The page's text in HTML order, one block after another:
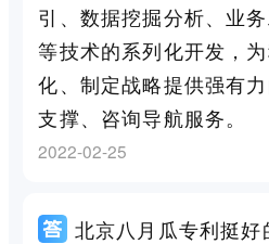
引、数据挖掘分析、业
等技术的系列化开发，
化、制定战略提供强有
支撑、咨询导航服务。
2022-02-25
北京八月瓜专利挺